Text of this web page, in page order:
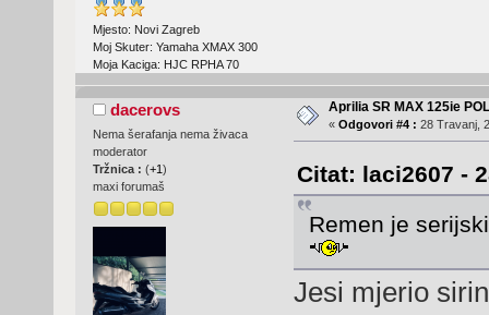
Mjesto: Novi Zagreb
Moj Skuter: Yamaha XMAX 300
Moja Kaciga: HJC RPHA 70
dacerovs
Nema šerafanja nema živaca
moderator
Tržnica : (+1)
maxi forumaš
Aprilia SR MAX 125ie
« Odgovori #4 : 28 Travanj,
Citat: laci2607 -
Remen je
Jesi mjerio